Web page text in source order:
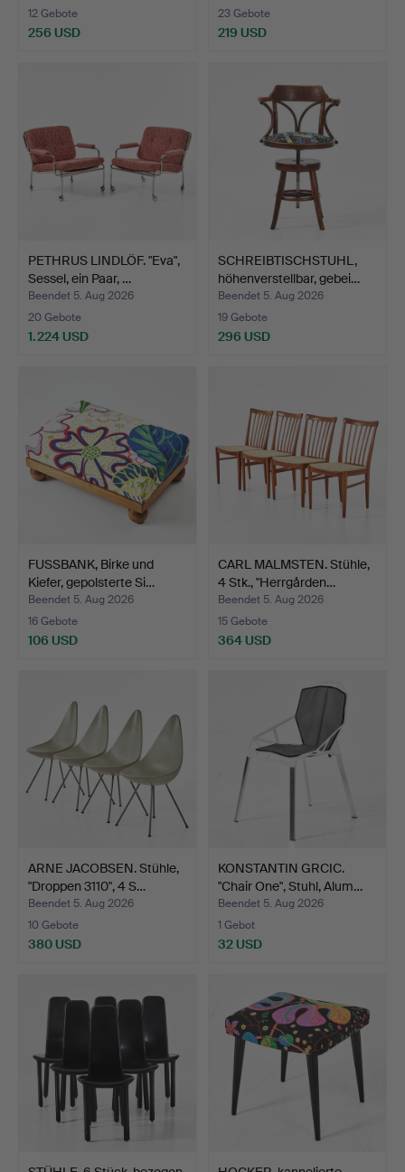
12 Gebote
256 USD
23 Gebote
219 USD
PETHRUS LINDLÖF. "Eva",
Sessel, ein Paar, …
Beendet 5. Aug 2026
20 Gebote
1.224 USD
SCHREIBTISCHSTUHL,
höhenverstellbar, gebei…
Beendet 5. Aug 2026
19 Gebote
296 USD
FUSSBANK, Birke und
Kiefer, gepolsterte Si…
Beendet 5. Aug 2026
16 Gebote
106 USD
CARL MALMSTEN. Stühle,
4 Stk., "Herrgården…
Beendet 5. Aug 2026
15 Gebote
364 USD
ARNE JACOBSEN. Stühle,
"Droppen 3110", 4 S…
Beendet 5. Aug 2026
10 Gebote
380 USD
KONSTANTIN GRCIC.
"Chair One", Stuhl, Alum…
Beendet 5. Aug 2026
1 Gebot
32 USD